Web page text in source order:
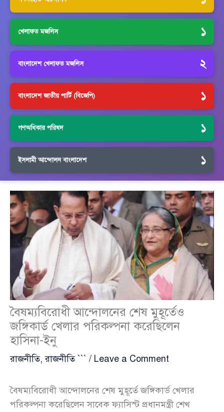
খেলাফত মজলিস ১
বাংলাদেশ খেলাফত মজলিস ২
বাংলাদেশ জাতীয় পার্টি (বিজেপি) ১
গণঅধিকার পরিষদ ১
ইসলামী আন্দোলন বাংলাদেশ ১
বৈষম্যবিরোধী আন্দোলনের শেষ মুহূর্তেও
জঙ্গিকার্ড খেলার পরিকল্পনা করেছিলেন
হাসিনা-ইনু
রাজনীতি,রাজনীতি ``` / Leave a Comment
বৈষম্যবিরোধী আন্দোলনের শেষ মুহূর্তে জঙ্গিকার্ড খেলার
পরিকল্পনা করেছিলেন সাবেক ফ্যাসিস্ট প্রধানমন্ত্রী শেখ